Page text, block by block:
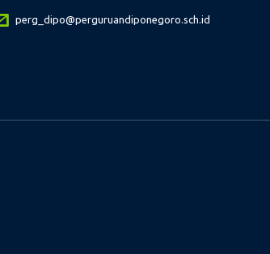
perg_dipo@perguruandiponegoro.sch.id